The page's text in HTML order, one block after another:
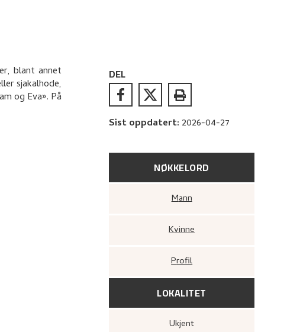
blant annet
sjakalhode,
og Eva». På
DEL
Sist oppdatert: 2026-04-27
NØKKELORD
Mann
Kvinne
Profil
LOKALITET
Ukjent